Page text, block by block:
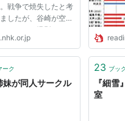
web.or.jp/
戦争で焼失したと考
したが、谷崎が空襲
カメラで撮影したも
いたとみられ、専門
います。 谷崎潤一
ーク
妹が同人サークル
23 ブッ
『細
室